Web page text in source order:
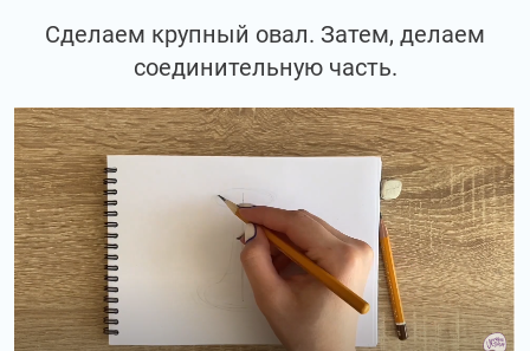
Сделаем крупный овал. Затем, делаем
соединительную часть.